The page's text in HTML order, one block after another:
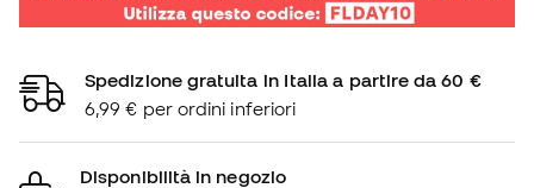
Spedizione gratuita in Italia a partire da 60 €
6,99 € per ordini inferiori
Disponibilità in negozio